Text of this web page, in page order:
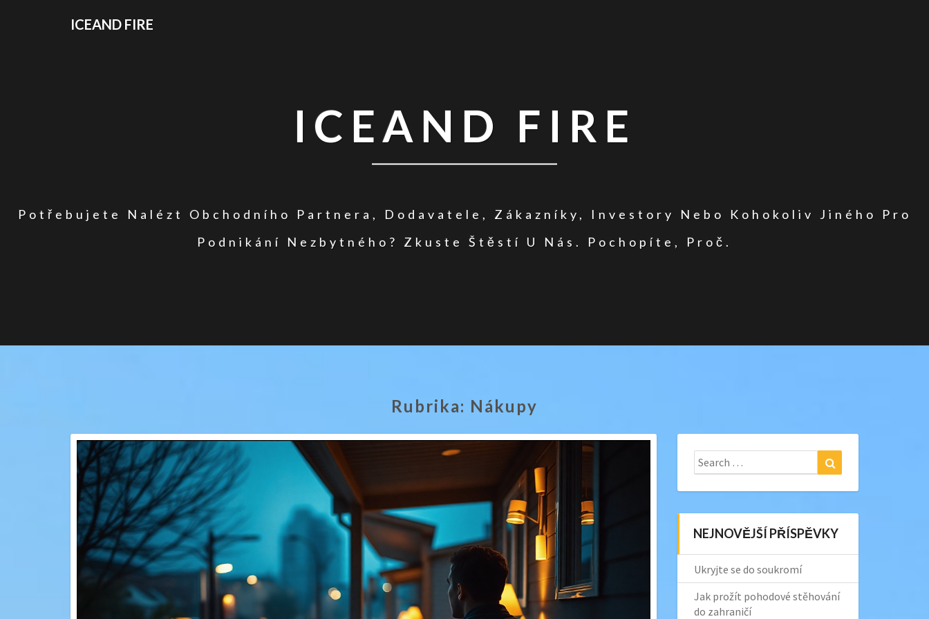
ICEAND FIRE
ICEAND FIRE
Potřebujete Nalézt Obchodního Partnera, Dodavatele, Zákazníky, Investory Nebo Kohokoliv Jiného Pro
Podnikání Nezbytného? Zkuste Štěstí U Nás. Pochopíte, Proč.
Rubrika: Nákupy
Search
for:
NEJNOVĚJŠÍ PŘÍSPĚVKY
Ukryjte se do soukromí
Jak prožít pohodové stěhování
do zahraničí